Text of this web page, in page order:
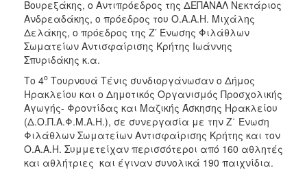
Βουρεξάκης, ο Αντιπρόεδρος της ΔΕΠΑΝΑΛ Νεκτάριος
Ανδρεαδάκης, ο πρόεδρος του Ο.Α.Α.Η. Μιχάλης
Δελάκης, ο πρόεδρος της Ζ’ Ένωσης Φιλάθλων
Σωματείων Αντισφαίρισης Κρήτης Ιωάννης
Σπυριδάκης κ.α.
Το 4ο Τουρνουά Τένις συνδιοργάνωσαν ο Δήμος
Ηρακλείου και ο Δημοτικός Οργανισμός Προσχολικής
Αγωγής- Φροντίδας και Μαζικής Άσκησης Ηρακλείου
(Δ.Ο.Π.Α.Φ.Μ.Α.Η.), σε συνεργασία με την Ζ΄ Ένωση
Φιλάθλων Σωματείων Αντισφαίρισης Κρήτης και τον
Ο.Α.Α.Η. Συμμετείχαν περισσότεροι από 160 αθλητές
και αθλήτριες και έγιναν συνολικά 190 παιχνίδια.